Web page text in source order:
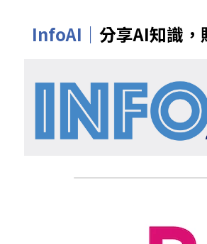
InfoAI｜ 分享AI知識，